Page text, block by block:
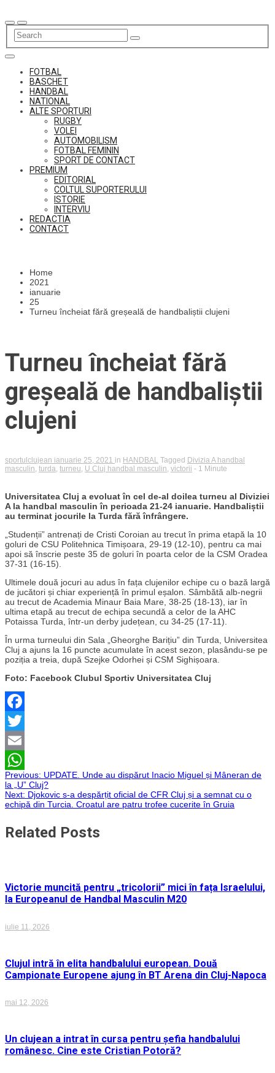
to
content
FOTBAL
BASCHET
HANDBAL
NATIONAL
ALTE SPORTURI
RUGBY
VOLEI
AUTOMOBILISM
FOTBAL FEMININ
SPORT DE CONTACT
PREMIUM
EDITORIAL
COLTUL SUPORTERULUI
ISTORIE
INTERVIU
REDACTIA
CONTACT
Home
2021
ianuarie
25
Turneu încheiat fără greșeală de handbaliștii clujeni
Turneu încheiat fără
greșeală de handbaliștii
clujeni
sportulclujean ianuarie 25, 2021 in HANDBAL Tagged Divizia A handbal
masculin turda turneu U Cluj handbal masculin victorii - 1 Minute
Universitatea Cluj a evoluat în cel de-al doilea turneu al Diviziei
A la handbal masculin în perioada 21-24 ianuarie. Handbaliștii
au terminat jocurile la Turda fără înfrângere.
„Studenții” antrenați de Cristi Coroian au trecut în prima etapă la 10
goluri de CSU Politehnica Timișoara, 29-19 (12-10), pentru ca mai
apoi să înscrie peste 35 de goluri în poarta celor de la CSM Oradea
37-31 (16-15).
Ultimele două jocuri au adus în fața clujenilor echipe cu o bază largă
de jucători și chiar experiență în primul eșalon. Sâmbătă alb-negrii
au trecut de Academia Minaur Baia Mare, 38-25 (18-13), iar în
ultima etapă au trecut de echipa secundă a celor de la AHC
Potaissa Turda, într-un derby județean, cu 34-25 (17-11).
În urma turneului din Sala „Gheorghe Barițiu” din Turda, Universitea
Cluj a ajuns la 16 puncte acumulate în acest sezon, plasându-se pe
poziția a treia, după Szejke Odorhei și CSM Sighișoara.
Foto: Facebook Clubul Sportiv Universitatea Cluj
Facebook
Twitter
Email
WhatsApp
Navigare
în
articole
Previous: UPDATE. Unde au dispărut Inacio Miguel și Mâneran de
la „U” Cluj?
Next: Djokovic s-a despărțit oficial de CFR Cluj și a semnat cu o
echipă din Turcia. Croatul are patru trofee cucerite în Gruia
Related Posts
Victorie muncită pentru „tricolorii” mici în fața Israelului,
la Europeanul de Handbal Masculin M20
iulie 11, 2026
Clujul intră în elita handbalului european. Două
Campionate Europene ajung în BT Arena din Cluj-Napoca
mai 12, 2026
Un clujean a intrat în cursa pentru șefia handbalului
românesc. Cine este Cristian Potoră?